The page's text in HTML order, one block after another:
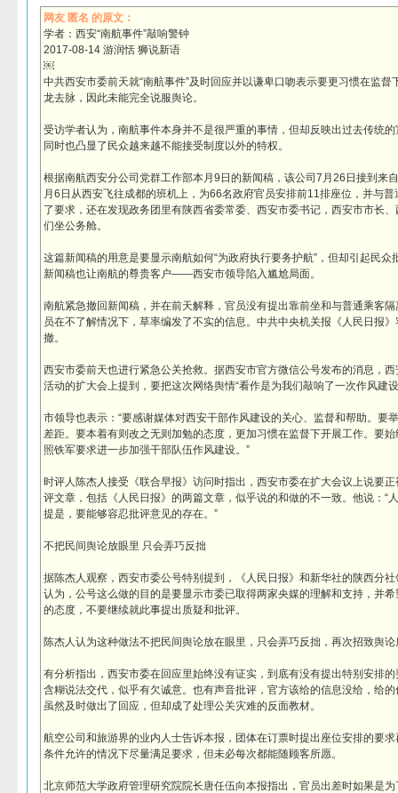
网友 匿名 的原文：
学者：西安“南航事件”敲响警钟
2017-08-14 游润恬 狮说新语
￼
中共西安市委前天就“南航事件”及时回应并以谦卑口吻表示要更习惯在监
龙去脉，因此未能完全说服舆论。
受访学者认为，南航事件本身并不是很严重的事情，但却反映出过去传统
同时也凸显了民众越来越不能接受制度以外的特权。
根据南航西安分公司党群工作部本月9日的新闻稿，该公司7月26日接到来
月6日从西安飞往成都的班机上，为66名政府官员安排前11排座位，并与
了要求，还在发现政务团里有陕西省委常委、西安市委书记，西安市市长
们坐公务舱。
这篇新闻稿的用意是要显示南航如何“为政府执行要务护航”，但却引起民
新闻稿也让南航的尊贵客户——西安市领导陷入尴尬局面。
南航紧急撤回新闻稿，并在前天解释，官员没有提出靠前坐和与普通乘客
员在不了解情况下，草率编发了不实的信息。中共中央机关报《人民日报
撤。
西安市委前天也进行紧急公关抢救。据西安市官方微信公号发布的消息，
活动的扩大会上提到，要把这次网络舆情“看作是为我们敲响了一次作风建
市领导也表示：“要感谢媒体对西安干部作风建设的关心、监督和帮助。要
差距。要本着有则改之无则加勉的态度，更加习惯在监督下开展工作。要
照铁军要求进一步加强干部队伍作风建设。”
时评人陈杰人接受《联合早报》访问时指出，西安市委在扩大会议上说要
评文章，包括《人民日报》的两篇文章，似乎说的和做的不一致。他说：“
提是，要能够容忍批评意见的存在。”
不把民间舆论放眼里 只会弄巧反拙
据陈杰人观察，西安市委公号特别提到，《人民日报》和新华社的陕西分
认为，公号这么做的目的是要显示市委已取得两家央媒的理解和支持，并
的态度，不要继续就此事提出质疑和批评。
陈杰人认为这种做法不把民间舆论放在眼里，只会弄巧反拙，再次招致舆
有分析指出，西安市委在回应里始终没有证实，到底有没有提出特别安排的
含糊说法交代，似乎有欠诚意。也有声音批评，官方该给的信息没给，给
虽然及时做出了回应，但却成了处理公关灾难的反面教材。
航空公司和旅游界的业内人士告诉本报，团体在订票时提出座位安排的要
条件允许的情况下尽量满足要求，但未必每次都能随顾客所愿。
北京师范大学政府管理研究院院长唐任伍向本报指出，官员出差时如果是